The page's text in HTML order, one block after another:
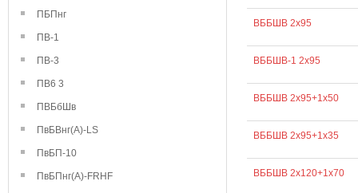
ПБПнг
ПВ-1
ПВ-3
ПВ6 3
ПВБбШв
ПвБВнг(А)-LS
ПвБП-10
ПвБПнг(А)-FRHF
ВББШВ 2х95
ВББШВ-1 2х95
ВББШВ 2х95+1х50
ВББШВ 2х95+1х35
ВББШВ 2х120+1х70